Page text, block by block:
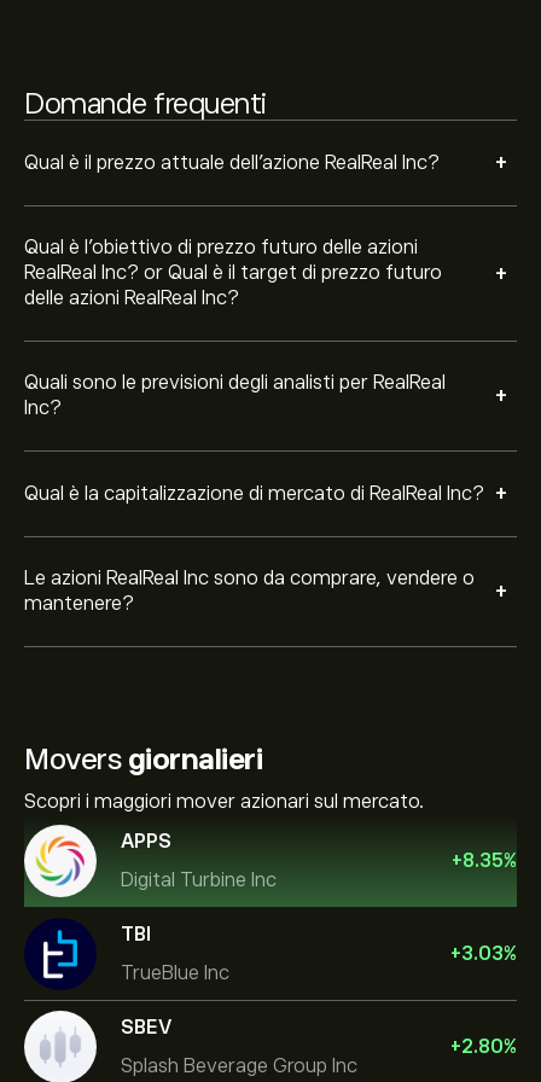
Domande frequenti
Qual è il prezzo attuale dell'azione RealReal Inc? +
Qual è l'obiettivo di prezzo futuro delle azioni
RealReal Inc? or Qual è il target di prezzo futuro
delle azioni RealReal Inc?
+
Quali sono le previsioni degli analisti per RealReal
Inc?
+
Qual è la capitalizzazione di mercato di RealReal Inc? +
Le azioni RealReal Inc sono da comprare, vendere o
mantenere?
+
negli ultimi 3 mesi, il consenso generale è Acquisto
Movers giornalieri
Scopri i maggiori mover azionari sul mercato.
APPS
Digital Turbine Inc
+8.35%
TBI
TrueBlue Inc
+3.03%
SBEV
Splash Beverage Group Inc
+2.80%